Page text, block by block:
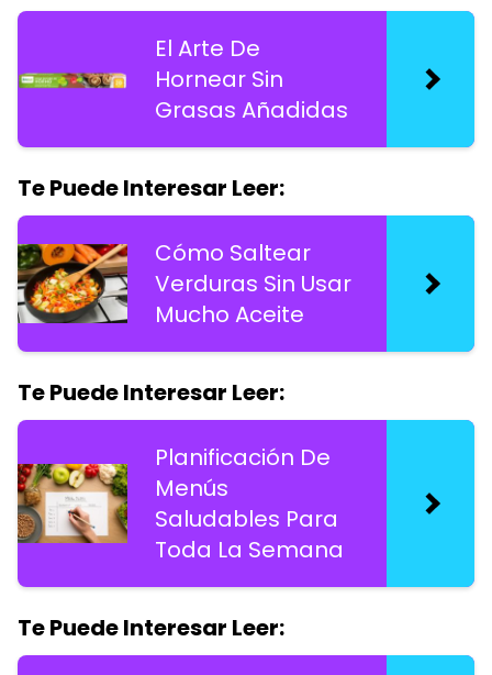
El Arte De
Hornear Sin
Grasas Añadidas
Te Puede Interesar Leer:
Cómo Saltear
Verduras Sin Usar
Mucho Aceite
Te Puede Interesar Leer:
Planificación De
Menús
Saludables Para
Toda La Semana
Te Puede Interesar Leer: